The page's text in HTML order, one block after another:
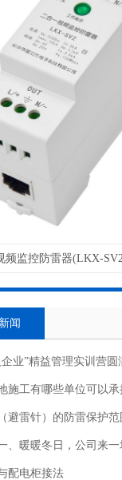
闻
业”精益管理实训营圆
施工有哪些单位可以承
避雷针）的防雷保护范
、暖暖冬日，公司来
配电柜接法